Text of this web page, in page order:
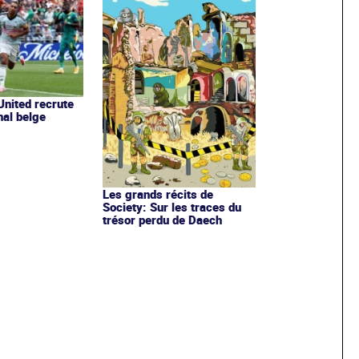
recrute
belge
Les grands récits de
Society: Sur les traces du
trésor perdu de Daech